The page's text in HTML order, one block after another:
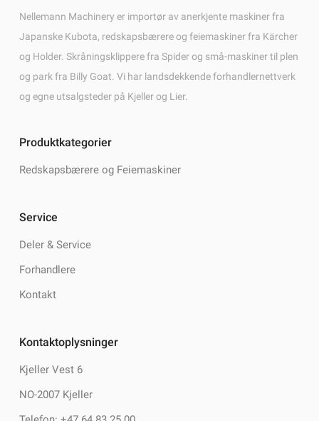
Nellemann Machinery er importør av anerkjente maskiner fra
Japanske Kubota, redskapsbærere og feiemaskiner fra Kärcher
og Holder. Skråningsklippere fra Spider og små-maskiner til plen
og park fra Billy Goat. Vi har landsdekkende forhandlernettverk
og egne utsalgsteder på Kjeller og Lier.
Produktkategorier
Redskapsbærere og Feiemaskiner
Service
Deler & Service
Forhandlere
Kontakt
Kontaktoplysninger
Kjeller Vest 6
NO-2007 Kjeller